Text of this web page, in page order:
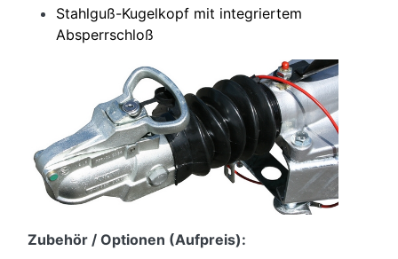
Stahlguß-Kugelkopf mit integriertem
Absperrschloß
Zubehör / Optionen (Aufpreis):